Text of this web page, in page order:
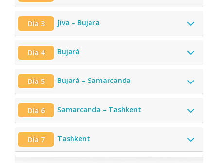
Día 3 Jiva – Bujara
Día 4 Bujará
Día 5 Bujará – Samarcanda
Día 6 Samarcanda – Tashkent
Día 7 Tashkent